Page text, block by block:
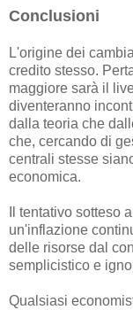
Conclusioni
L'origine dei
credito stesso.
maggiore sarà il
diventeranno
dalla teoria che
che, cercando di
centrali stesse
economica.
Il tentativo sotteso
un'inflazione
delle risorse dal
semplicistico e
Qualsiasi